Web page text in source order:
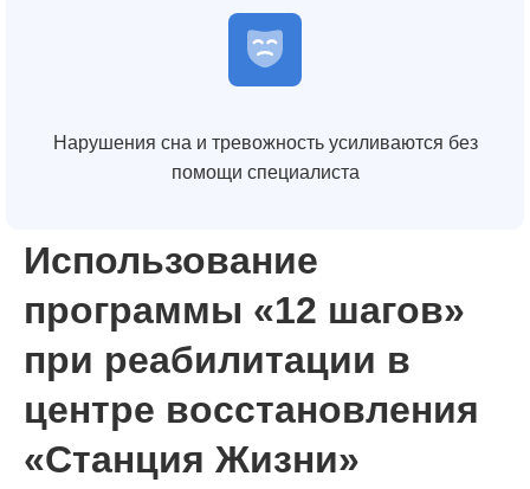
Нарушения сна и тревожность усиливаются без
помощи специалиста
Использование
программы «12 шагов»
при реабилитации в
центре восстановления
«Станция Жизни»